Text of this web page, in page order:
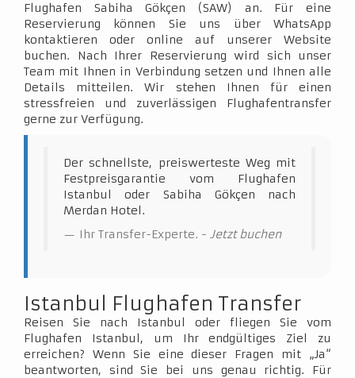
Flughafen Sabiha Gökçen (SAW) an. Für eine
Reservierung können Sie uns über WhatsApp
kontaktieren oder online auf unserer Website
buchen. Nach Ihrer Reservierung wird sich unser
Team mit Ihnen in Verbindung setzen und Ihnen alle
Details mitteilen. Wir stehen Ihnen für einen
stressfreien und zuverlässigen Flughafentransfer
gerne zur Verfügung.
Der schnellste, preiswerteste Weg mit
Festpreisgarantie vom Flughafen
Istanbul oder Sabiha Gökçen nach
Merdan Hotel.
Ihr Transfer-Experte. - Jetzt buchen
Istanbul Flughafen Transfer
Reisen Sie nach Istanbul oder fliegen Sie vom
Flughafen Istanbul, um Ihr endgültiges Ziel zu
erreichen? Wenn Sie eine dieser Fragen mit „Ja“
beantworten, sind Sie bei uns genau richtig. Für